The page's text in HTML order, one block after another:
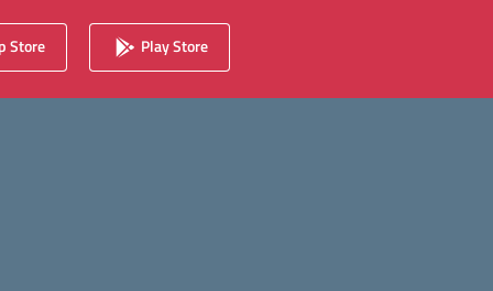
Store Play Store